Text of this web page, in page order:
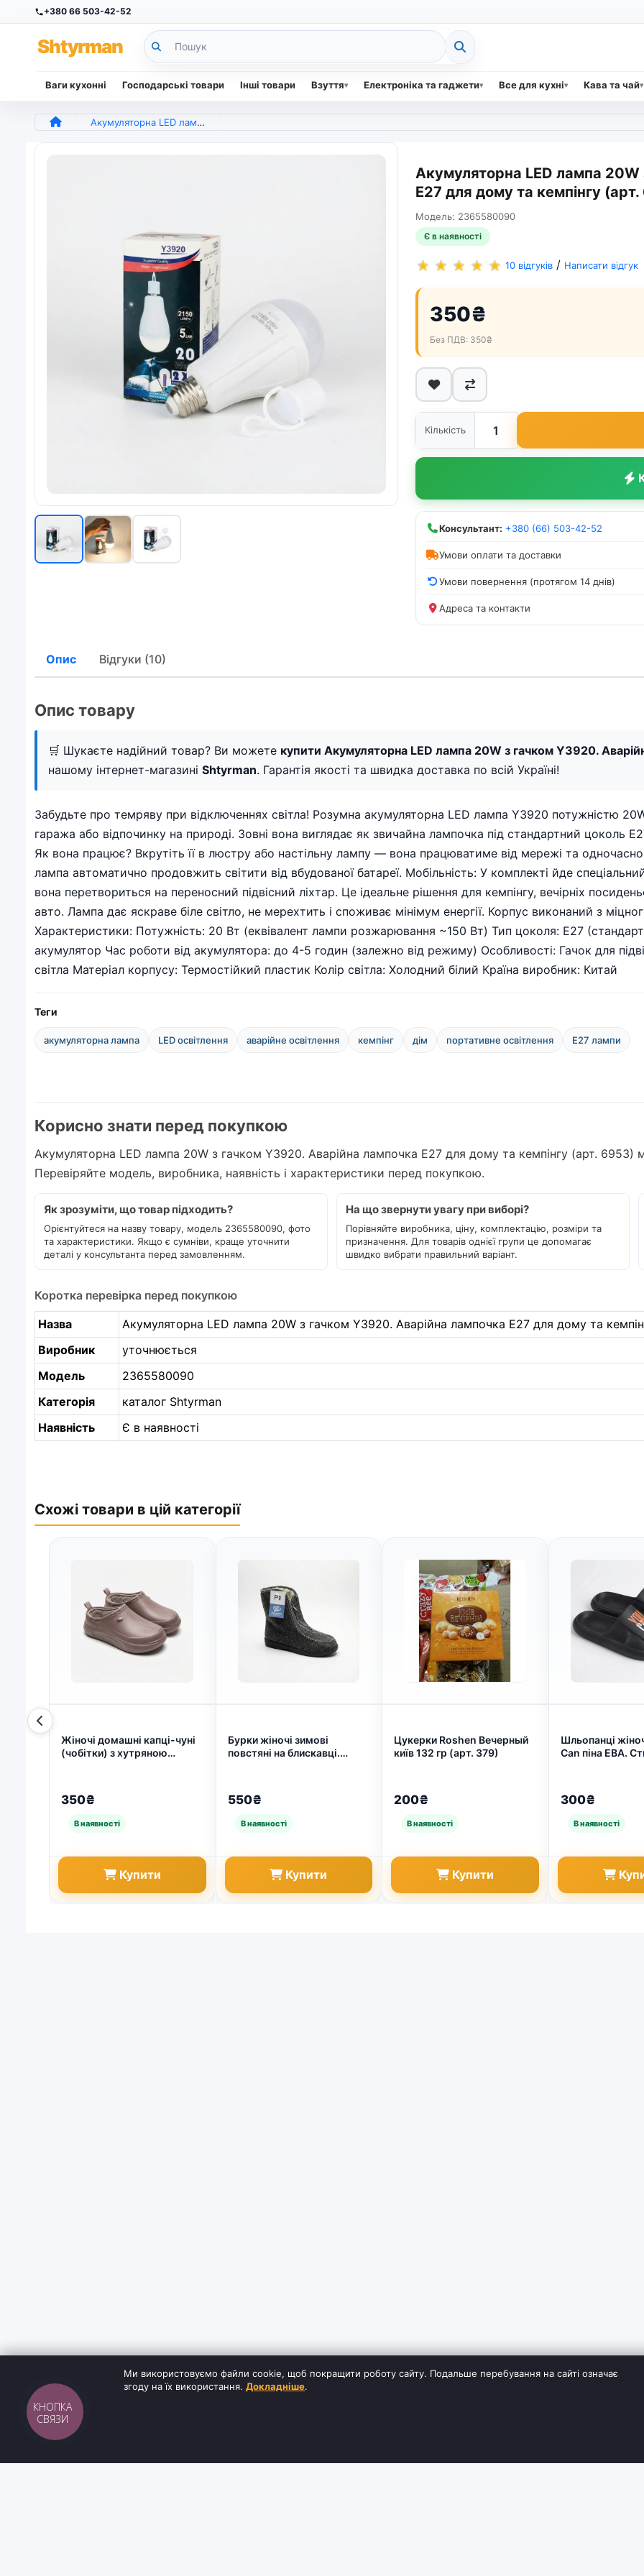
+380 66 503-42-52
Shtyrman
Ваги кухонні Господарські товари Інші товари Взуття Електроніка та гаджети Все для кухні Кава та чай
Акумуляторна LED лампа 20W з гачком Y3920. Аварійна лампочка E27 для дому та кемпінгу (арт. 6953)
Акумуляторна LED лампа
E27 для дому та кемпінгу
Модель: 2365580090
Є в наявності
10 відгуків / Написати відгук
350₴
Без ПДВ: 350₴
Кількість
Консультант: +380 (66) 503-42-52
Умови оплати та доставки
Умови повернення (протягом 14 днів)
Адреса та контакти
Опис Відгуки (10)
Опис товару
🛒 Шукаєте надійний товар? Ви можете купити Акумуляторна LED лампа 20W з гачком Y3920.
нашому інтернет-магазині Shtyrman. Гарантія якості та швидка доставка по всій Україні!
Забудьте про темряву при відключеннях світла! Розумна акумуляторна LED лампа Y3920 потужністю
гаража або відпочинку на природі. Зовні вона виглядає як звичайна лампочка під стандартний цоколь
Як вона працює? Вкрутіть її в люстру або настільну лампу — вона працюватиме від мережі та
лампа автоматично продовжить світити від вбудованої батареї. Мобільність: У комплекті йде
вона перетвориться на переносний підвісний ліхтар. Це ідеальне рішення для кемпінгу, вечірніх
авто. Лампа дає яскраве біле світло, не мерехтить і споживає мінімум енергії. Корпус виконаний з
Характеристики: Потужність: 20 Вт (еквівалент лампи розжарювання ~150 Вт) Тип цоколя: E27
акумулятор Час роботи від акумулятора: до 4-5 годин (залежно від режиму) Особливості: Гачок для
світла Матеріал корпусу: Термостійкий пластик Колір світла: Холодний білий Країна виробник: Китай
Теги
акумуляторна лампа LED освітлення аварійне освітлення кемпінг дім портативне освітлення E27 лампи
Корисно знати перед покупкою
Акумуляторна LED лампа 20W з гачком Y3920. Аварійна лампочка E27 для дому та кемпінгу (арт. 6953)
Перевіряйте модель, виробника, наявність і характеристики перед покупкою.
Як зрозуміти, що товар підходить?
Орієнтуйтеся на назву товару, модель 2365580090, фото
та характеристики. Якщо є сумніви, краще уточнити
деталі у консультанта перед замовленням.
На що звернути увагу при виборі?
Порівняйте виробника, ціну, комплектацію, розміри та
призначення. Для товарів однієї групи це допомагає
швидко вибрати правильний варіант.
Коротка перевірка перед покупкою
Назва
Акумуляторна LED лампа 20W з гачком Y3920. Аварійна лампочка E27 для дому та
Виробник
уточнюється
Модель
2365580090
Категорія
каталог Shtyrman
Наявність
Є в наявності
Схожі товари в цій категорії
Жіночі домашні капці-чуні
(чобітки) з хутряною
350₴
Купити
Бурки жіночі зимові
повстяні на блискавці.
550₴
Купити
Цукерки Roshen Вечерный
київ 132 гр (арт. 379)
200₴
Купити
Шльопанці
Can піна ЕВА.
300₴
Ми використовуємо файли cookie, щоб покращити роботу сайту. Подальше перебування на сайті означає
згоду на їх використання. Докладніше.
КНОПКА
СВЯЗИ